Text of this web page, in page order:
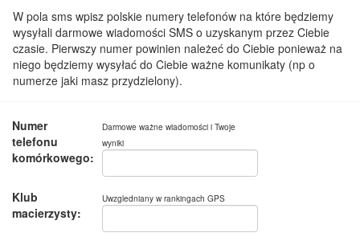
W pola sms wpisz polskie numery telefonów na które będziemy
wysyłali darmowe wiadomości SMS o uzyskanym przez Ciebie
czasie. Pierwszy numer powinien należeć do Ciebie ponieważ na
niego będziemy wysyłać do Ciebie ważne komunikaty (np o
numerze jaki masz przydzielony).
Numer
telefonu
komórkowego:
Darmowe ważne wiadomości i Twoje
wyniki
Klub
macierzysty:
Uwzgledniany w rankingach GPS